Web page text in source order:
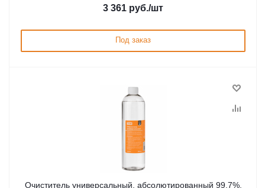
3 361 руб./шт
Под заказ
Очиститель универсальный, абсолютированный 99.7%,